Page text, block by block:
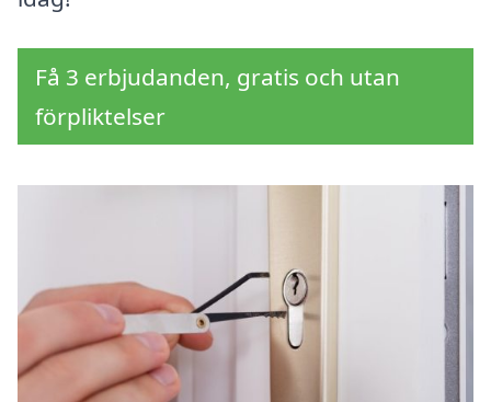
Få 3 erbjudanden, gratis och utan
förpliktelser